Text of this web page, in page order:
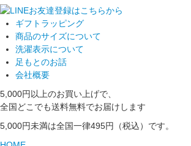
ギフトラッピング
商品のサイズについて
洗濯表示について
足もとのお話
会社概要
5,000円以上のお買い上げで、
全国どこでも送料無料でお届けします
5,000円未満は全国一律495円（税込）です。